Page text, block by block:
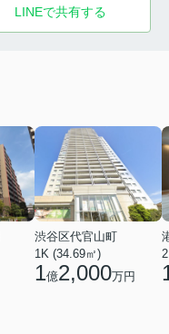
LINEで共有する
渋谷区代官山町
1K (34.69㎡)
1億2,000万円